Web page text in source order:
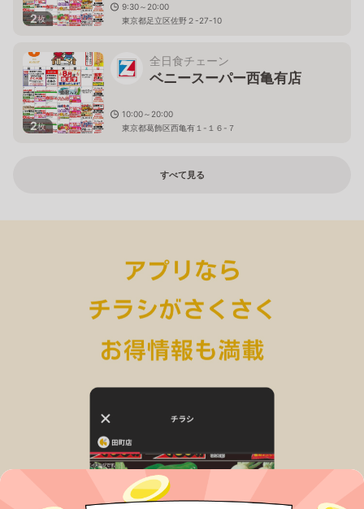
2枚
9:30～20:00
東京都足立区佐野２-27-10
2枚
全日食チェーン
ベニースーパー西亀有店
10:00～20:00
東京都葛飾区西亀有１-１６-７
すべて見る